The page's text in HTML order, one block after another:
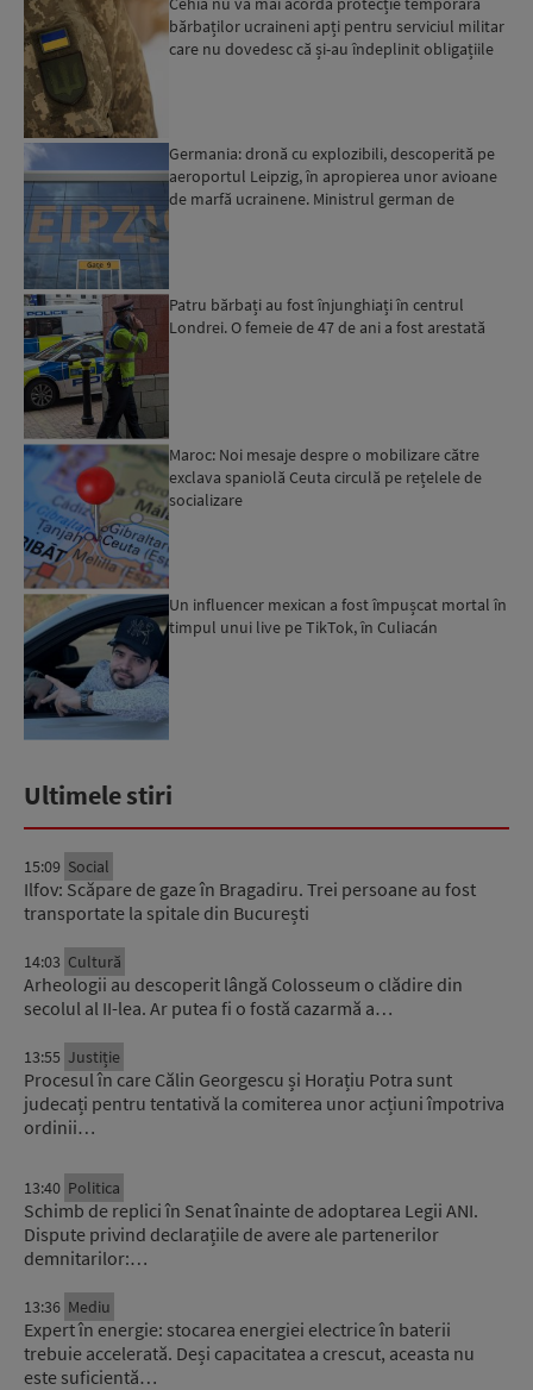
bărbaților ucraineni apți pentru serviciul militar
care nu dovedesc că și-au îndeplinit obligațiile
Germania: dronă cu explozibili, descoperită pe
aeroportul Leipzig, în apropierea unor avioane
de marfă ucrainene. Ministrul german de
Patru bărbați au fost înjunghiați în centrul
Londrei. O femeie de 47 de ani a fost arestată
Maroc: Noi mesaje despre o mobilizare către
exclava spaniolă Ceuta circulă pe rețelele de
socializare
Un influencer mexican a fost împușcat mortal în
timpul unui live pe TikTok, în Culiacán
Ultimele stiri
15:09 Social
Ilfov: Scăpare de gaze în Bragadiru. Trei persoane au fost
transportate la spitale din București
14:03 Cultură
Arheologii au descoperit lângă Colosseum o clădire din
secolul al II-lea. Ar putea fi o fostă cazarmă a…
13:55 Justiție
Procesul în care Călin Georgescu și Horațiu Potra sunt
judecați pentru tentativă la comiterea unor acțiuni împotriva
ordinii…
13:40 Politica
Schimb de replici în Senat înainte de adoptarea Legii ANI.
Dispute privind declarațiile de avere ale partenerilor
demnitarilor:…
13:36 Mediu
Expert în energie: stocarea energiei electrice în baterii
trebuie accelerată. Deși capacitatea a crescut, aceasta nu
este suficientă…